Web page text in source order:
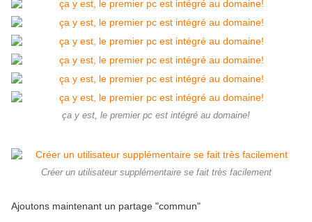
ça y est, le premier pc est intégré au domaine!
Créer un utilisateur supplémentaire se fait très facilement
Ajoutons maintenant un partage "commun"